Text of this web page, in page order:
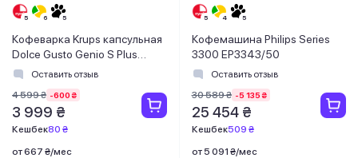
Кофеварка Krups капсульная
Dolce Gusto Genio S Plus
KP340810
Оставить отзыв
4 599 ₴ -600 ₴
3 999 ₴
Кешбек80 ₴
от 667 ₴/мес
Кофемашина Philips Series
3300 EP3343/50
Оставить отзыв
30 589 ₴ -5 135 ₴
25 454 ₴
Кешбек509 ₴
от 5 091 ₴/мес